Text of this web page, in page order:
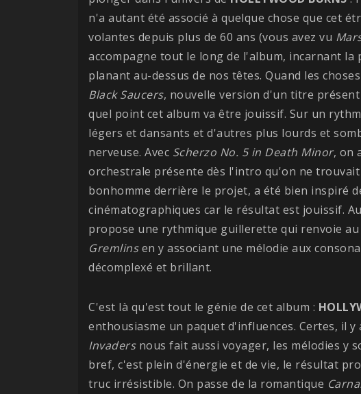
n'a autant été associé à quelque chose que cet
volantes depuis plus de 60 ans (vous avez vu
accompagne tout le long de l'album, incarnant la
planant au-dessus de nos têtes. Quand les
Black Saucers, nouvelle version d'un titre présent
quel point cet album va être jouissif. Sur un
légers et dansants et d'autres plus lourds et
nerveuse. Avec Scherzo No. 5 in Death Minor, on
orchestrale présente dès l'intro qu'on ne trouvait
bonhomme derrière le projet, a été bien inspiré
cinématographiques car le résultat est jouissif.
propose une rythmique guillerette qui renvoie
Gremlinsen y associant une mélodie aux
décomplexé et brillant.
C'est là qu'est tout le génie de cet album :
enthousiasme un paquet d'influences. Certes, il y
Invadersnous fait aussi voyager, les mélodies y
bref, c'est plein d'énergie et de vie, le résultat
truc irrésistible. On passe de la romantique